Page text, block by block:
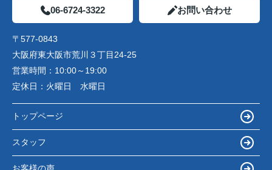
06-6724-3322 お問い合わせ
〒577-0843
大阪府東大阪市荒川３丁目24-25
営業時間： 10:00～19:00
定休日： 火曜日 水曜日
トップページ
スタッフ